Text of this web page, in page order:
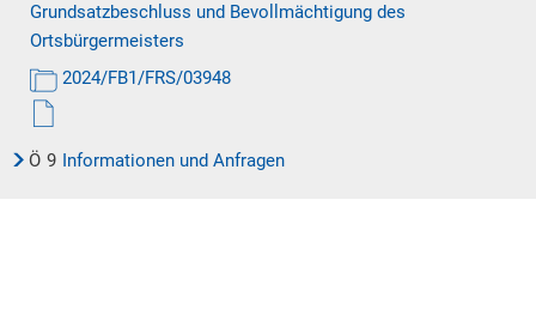
Grundsatzbeschluss und Bevollmächtigung des
Ortsbürgermeisters
2024/FB1/FRS/03948
Ö 9 Informationen und Anfragen